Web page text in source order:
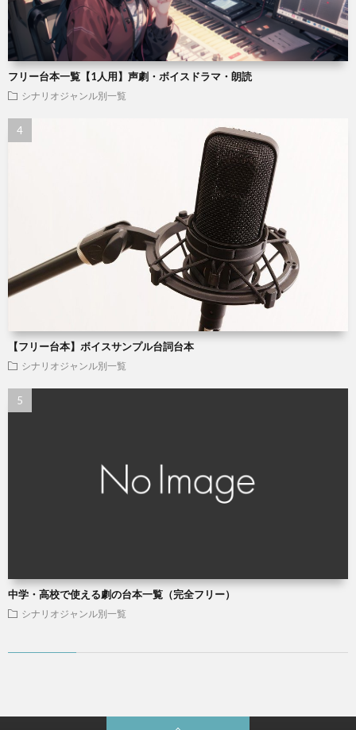
フリー台本一覧【1人用】声劇・ボイスドラマ・朗読
シナリオジャンル別一覧
【フリー台本】ボイスサンプル台詞台本
シナリオジャンル別一覧
中学・高校で使える劇の台本一覧（完全フリー）
シナリオジャンル別一覧